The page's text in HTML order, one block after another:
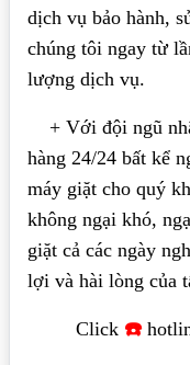
dịch vụ bảo hành,
chúng tôi ngay từ
lượng dịch vụ.
+ Với đội ngũ
hàng 24/24 bất kể
máy giặt cho quý
không ngại khó,
giặt cả các ngày
lợi và hài lòng của
Click ☎️